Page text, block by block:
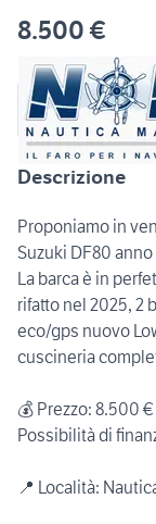
8.500 €
Descrizione
Proponiamo in
Suzuki DF80
La barca è in
rifatto nel 2025, 2
eco/gps nuovo
cuscineria
💰 Prezzo: 8.500 €
Possibilità di
📍 Località: